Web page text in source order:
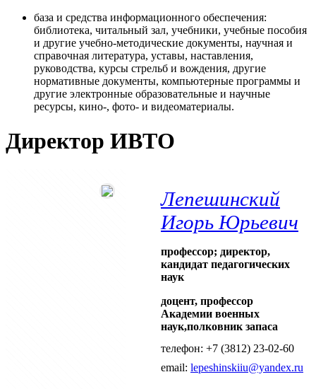
база и средства информационного обеспечения:
библиотека, читальный зал, учебники, учебные пособия
и другие учебно-методические документы, научная и
справочная литература, уставы, наставления,
руководства, курсы стрельб и вождения, другие
нормативные документы, компьютерные программы и
другие электронные образовательные и научные
ресурсы, кино-, фото- и видеоматериалы.
Директор ИВТО
Лепешинский
Игорь Юрьевич
профессор; директор,
кандидат педагогических
наук
доцент, профессор
Академии военных
наук,полковник запаса
телефон: +7 (3812) 23-02-60
email: lepeshinskiiu@yandex.ru